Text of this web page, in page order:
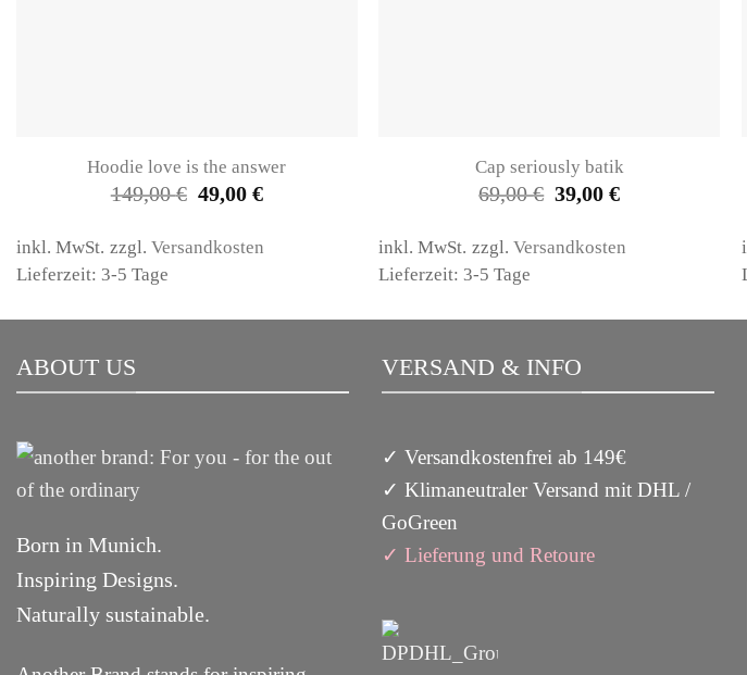
Hoodie love is the answer
149,00€ Ursprünglicher
Preis
149,00 €
49,00 €Aktueller
49,00 €.
inkl. MwSt. zzgl. Versandkosten
Lieferzeit: 3-5 Tage
Cap seriously batik
69,00€ Ursprünglicher
Preis
69,00 €
39,00€Aktueller
39,00 €.
inkl. MwSt. zzgl.Versandkosten
Lieferzeit: 3-5 Tage
ABOUT US
Born in Munich.
Inspiring Designs.
Naturally sustainable.
VERSAND & INFO
✓ Versandkostenfrei ab 149€
✓ Klimaneutraler Versand mit DHL /
GoGreen
✓ Lieferung und Retoure